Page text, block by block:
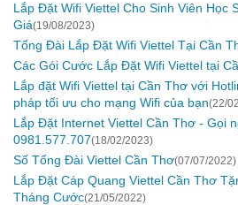
Lắp Đặt Wifi Viettel Cho Sinh Viên Học
Giá(19/08/2023)
Tổng Đài Lắp Đặt Wifi Viettel Tại Cần
Các Gói Cước Lắp Đặt Wifi Viettel tại
Lắp đặt Wifi Viettel tại Cần Thơ với
pháp tối ưu cho mạng Wifi của bạn(22/
Lắp Đặt Internet Viettel Cần Thơ - Gọi
0981.577.707(18/02/2023)
Số Tổng Đài Viettel Cần Thơ(07/07/2022)
Lắp Đặt Cáp Quang Viettel Cần Thơ
Tháng Cước(21/05/2022)